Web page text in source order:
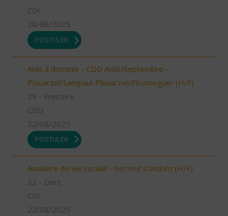
CDI
28/08/2025
POSTULER
Aide à domicile - CDD Août/Septembre -
Plouarzel/Lampaul-Plouarzel/Ploumoguer (H/F)
29 - Finistère
CDD
22/08/2025
POSTULER
Auxiliaire de vie sociale - secteur Condom (H/F)
32 - Gers
CDI
22/08/2025